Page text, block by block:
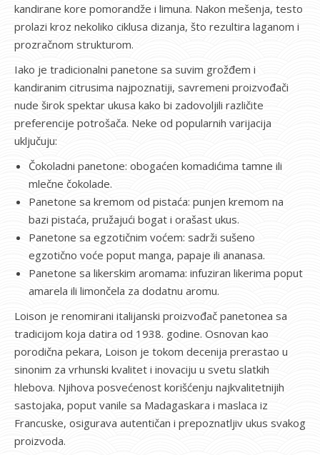
kandirane kore pomorandže i limuna. Nakon mešenja, testo
prolazi kroz nekoliko ciklusa dizanja, što rezultira laganom i
prozračnom strukturom.
Iako je tradicionalni panetone sa suvim grožđem i
kandiranim citrusima najpoznatiji, savremeni proizvođači
nude širok spektar ukusa kako bi zadovoljili različite
preferencije potrošača. Neke od popularnih varijacija
uključuju:
Čokoladni panetone: obogaćen komadićima tamne ili
mlečne čokolade.
Panetone sa kremom od pistaća: punjen kremom na
bazi pistaća, pružajući bogat i orašast ukus.
Panetone sa egzotičnim voćem: sadrži sušeno
egzotično voće poput manga, papaje ili ananasa.
Panetone sa likerskim aromama: infuziran likerima poput
amarela ili limončela za dodatnu aromu.
Loison je renomirani italijanski proizvođač panetonea sa
tradicijom koja datira od 1938. godine. Osnovan kao
porodična pekara, Loison je tokom decenija prerastao u
sinonim za vrhunski kvalitet i inovaciju u svetu slatkih
hlebova. Njihova posvećenost korišćenju najkvalitetnijih
sastojaka, poput vanile sa Madagaskara i maslaca iz
Francuske, osigurava autentičan i prepoznatljiv ukus svakog
proizvoda.